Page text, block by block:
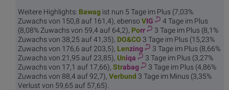
Weitere Highlights: Bawag ist nun 5 Tage im Plus (7,03%
Zuwachs von 150,8 auf 161,4), ebensoVIG
4 Tage im Plus
(8,08% Zuwachs von 59,4 auf 64,2), Porr
3 Tage im Plus (8,1%
Zuwachs von 38,25 auf 41,35), DO&CO 3 Tage im Plus (15,23%
Zuwachs von 176,6 auf 203,5), Lenzing
3 Tage im Plus (8,66%
Zuwachs von 21,95 auf 23,85), Uniqa
3 Tage im Plus (3,27%
Zuwachs von 17,1 auf 17,66), Strabag
3 Tage im Plus (4,86%
Zuwachs von 88,4 auf 92,7), Verbund 3 Tage im Minus (3,35%
Verlust von 59,65 auf 57,65).